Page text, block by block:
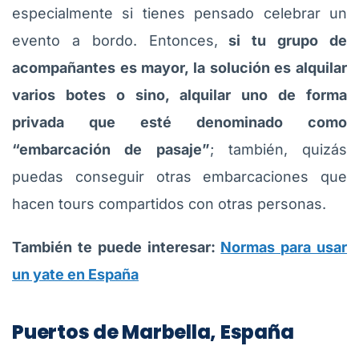
especialmente si tienes pensado celebrar un
evento a bordo. Entonces, si tu grupo de
acompañantes es mayor, la solución es alquilar
varios botes o sino, alquilar uno de forma
privada que esté denominado como
“embarcación de pasaje”; también, quizás
puedas conseguir otras embarcaciones que
hacen tours compartidos con otras personas.
También te puede interesar: Normas para usar
un yate en España
Puertos de Marbella, España